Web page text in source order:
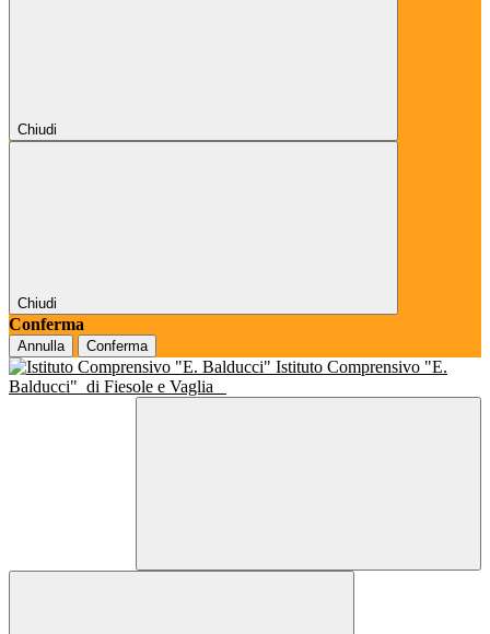
Chiudi
Chiudi
Conferma
Annulla Conferma
Istituto Comprensivo "E.
Balducci" di Fiesole e Vaglia